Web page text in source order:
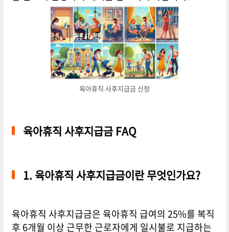
육아휴직 사후지급금 신청
육아휴직 사후지급금 FAQ
1.육아휴직 사후지급금이란 무엇인가요?
육아휴직 사후지급금은 육아휴직 급여의 25%를 복직
후 6개월 이상 근무한 근로자에게 일시불로 지급하는